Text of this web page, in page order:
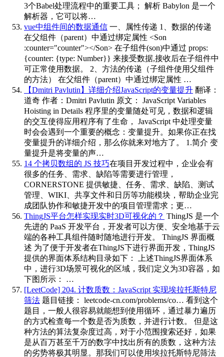
3个Babel处理流程中的重要工具； 解析 Babylon 是一个
解析器，它可以将…
vue中组件间的数据通信 一、属性传递 1、数据的传递
在父组件（parent）中通过绑定属性 <Son
:counter="counter"></Son> 在子组件(son)中通过 props:
{counter: {type: Number}} 来接受数据,接收后在子组件中
可正常使用数据。 2、方法的传递（子组件使用父组件
的方法） 在父组件（parent）中通过绑定属性 …
【Dmitri Pavlutin】详细介绍JavaScript的变量提升 翻译：
道奇 作者：Dmitri Pavlutin 原文： JavaScript Variables
Hoisting in Details 程序里的变量随处可见，数据和逻辑
的交互使得应用程序有了生命， JavaScript 中处理变量
时会会遇到一个重要的概念：变量提升。如果你正在找
变量提升的详细介绍，那么你就来对地方了。 1.简介 变
量提升是将变量的声…
14 个拷贝数组的 JS 技巧在项目开发过程中，企业会有
很多的任务、需求、缺陷等需要进行管理，
CORNERSTONE 提供敏捷、任务、需求、缺陷、测试
管理、WIKI、共享文件和日历等功能模块，帮助企业完
成团队协作和敏捷开发中的项目管理需求；更…
ThingJS平台怎样实现实时3D可视化的？ ThingJS 是一个
先进的 PaaS 开发平台，开发者可以方便、安全地基于云
端的各种工具组件随时随地进行开发。 ThingJS 界面概
述 为了便于开发者在ThingJS下进行界面开发，ThingJS
提供的界面体系结构目录如下： 上述ThingJS界面体系
中，进行3D场景可视化的区域，我们定义为3D容器，如
下图所示： …
[LeetCode] 204. 计数质数：JavaScript 实现埃拉托斯特尼
筛法 题目链接： leetcode-cn.com/problems/co… 看到这个
题目，一般人很容易就能想到使用循环，通过暴力遍历
的方式检查每一个数是否为质数，并进行计数。 但是这
种方法的算法复杂度过高，对于小范围搜索还好，如果
是从百万甚至千万的数字中找出所有的质数，这种方法
的劣势将极其明显。那我们可以使用埃拉托斯特尼筛法